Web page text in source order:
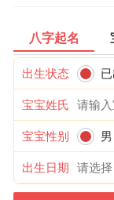
八字起名
出生状态
宝宝姓氏
宝宝性别 男
出生日期